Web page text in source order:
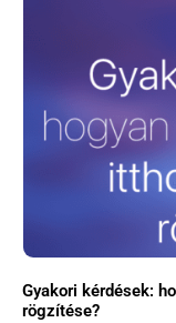
Gyakori kérdések:
rögzítése?